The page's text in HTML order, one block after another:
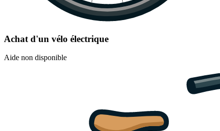
Achat d'un vélo électrique
Aide non disponible